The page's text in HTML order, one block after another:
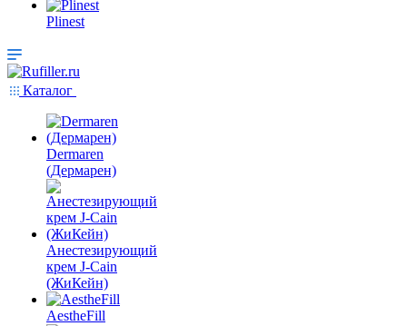
Plinest
Каталог
Dermaren
(Дермарен)
Анестезирующий
крем J-Cain
(ЖиКейн)
AestheFill